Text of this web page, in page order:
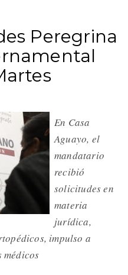
Peregrina
En Casa
Aguayo, el
mandatario
recibió
solicitudes en
materia
jurídica,
impulso a